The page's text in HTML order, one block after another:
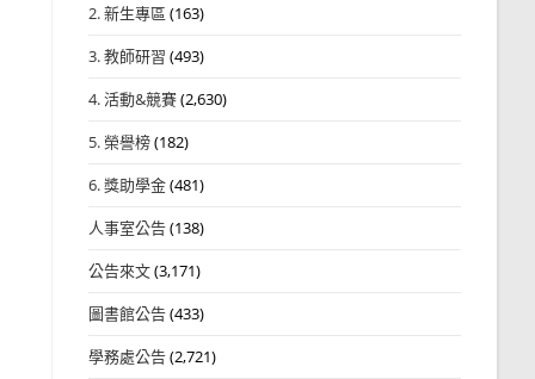
2. 新生專區 (163)
3. 教師研習 (493)
4. 活動&競賽(2,630)
5. 榮譽榜(182)
6. 獎助學金(481)
人事室公告(138)
公告來文(3,171)
圖書館公告(433)
學務處公告(2,721)